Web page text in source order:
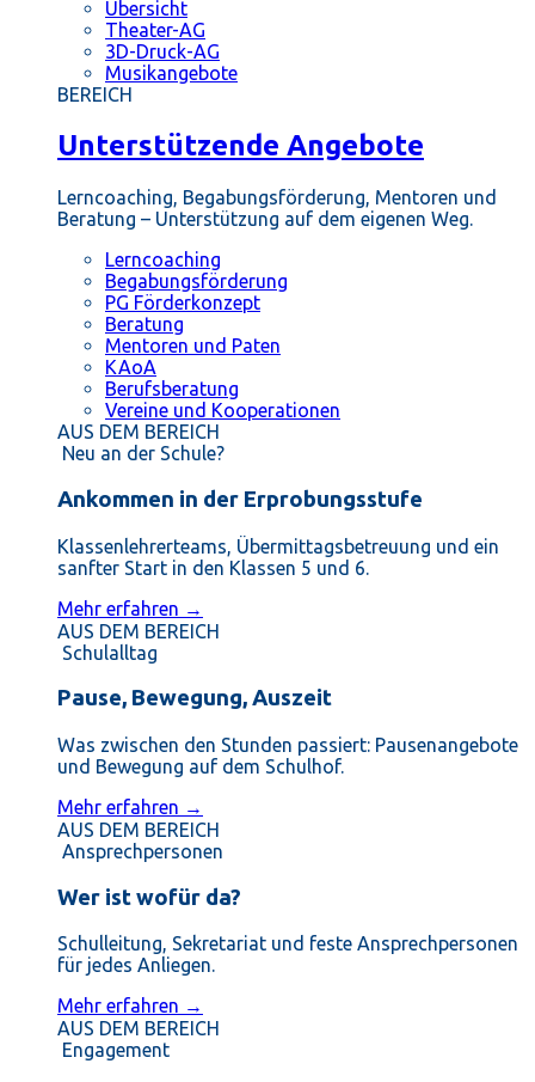
Übersicht
Theater-AG
3D-Druck-AG
Musikangebote
BEREICH
Unterstützende Angebote
Lerncoaching, Begabungsförderung, Mentoren und
Beratung – Unterstützung auf dem eigenen Weg.
Lerncoaching
Begabungsförderung
PG Förderkonzept
Beratung
Mentoren und Paten
KAoA
Berufsberatung
Vereine und Kooperationen
AUS DEM BEREICH
Neu an der Schule?
Ankommen in der Erprobungsstufe
Klassenlehrerteams, Übermittagsbetreuung und ein
sanfter Start in den Klassen 5 und 6.
Mehr erfahren →
AUS DEM BEREICH
Schulalltag
Pause, Bewegung, Auszeit
Was zwischen den Stunden passiert: Pausenangebote
und Bewegung auf dem Schulhof.
Mehr erfahren →
AUS DEM BEREICH
Ansprechpersonen
Wer ist wofür da?
Schulleitung, Sekretariat und feste Ansprechpersonen
für jedes Anliegen.
Mehr erfahren →
AUS DEM BEREICH
Engagement